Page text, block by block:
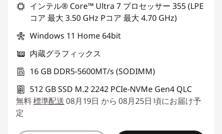
インテル® Core™ Ultra 7 プロセッサー 355 (LPE
コア 最大 3.50 GHz Pコア 最大 4.70 GHz)
Windows 11 Home 64bit
内蔵グラフィックス
16 GB DDR5-5600MT/s (SODIMM)
512 GB SSD M.2 2242 PCIe-NVMe Gen4 QLC
無料標準配送08月19日 から 08月25日 頃にお届け予
定